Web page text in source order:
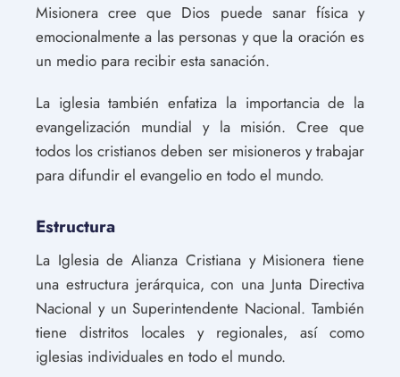
Misionera cree que Dios puede sanar física y
emocionalmente a las personas y que la oración es
un medio para recibir esta sanación.
La iglesia también enfatiza la importancia de la
evangelización mundial y la misión. Cree que
todos los cristianos deben ser misioneros y trabajar
para difundir el evangelio en todo el mundo.
Estructura
La Iglesia de Alianza Cristiana y Misionera tiene
una estructura jerárquica, con una Junta Directiva
Nacional y un Superintendente Nacional. También
tiene distritos locales y regionales, así como
iglesias individuales en todo el mundo.